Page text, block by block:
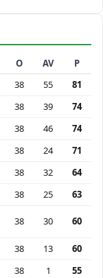
O AV
P
38 55
81
38 39
74
38 46
74
38 24
71
38 32
64
38 25 63
38 30 60
38 13
60
38 1
55